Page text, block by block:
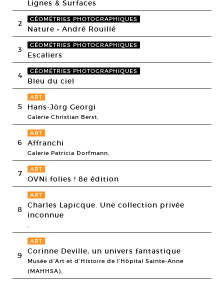
Lignes & Surfaces
2 GÉOMÉTRIES PHOTOGRAPHIQUES
Nature • André Rouillé
3 GÉOMÉTRIES PHOTOGRAPHIQUES
Escaliers
4 GÉOMÉTRIES PHOTOGRAPHIQUES
Bleu du ciel
5
ART
Hans-Jörg Georgi
Galerie Christian Berst,
6
ART
Affranchi
Galerie Patricia Dorfmann,
7 ART
OVNi folies ! 8e édition
8
ART
Charles Lapicque. Une collection privée
inconnue
,
9
ART
Corinne Deville, un univers fantastique
Musée d’Art et d’Histoire de l’Hôpital Sainte-Anne
(MAHHSA),